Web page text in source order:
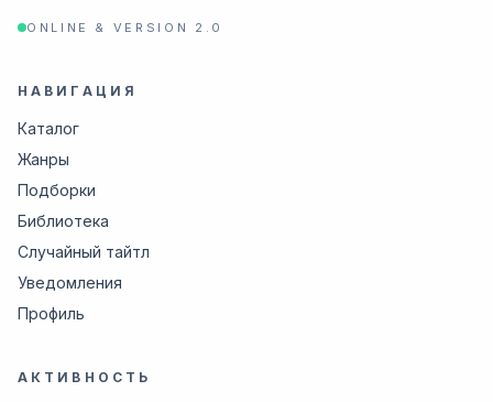
ONLINE & VERSION 2.0
НАВИГАЦИЯ
Каталог
Жанры
Подборки
Библиотека
Случайный тайтл
Уведомления
Профиль
АКТИВНОСТЬ